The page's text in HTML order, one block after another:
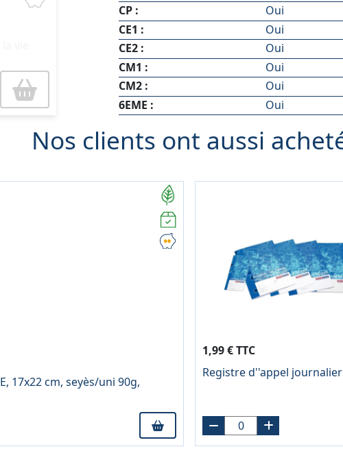
CP :
Oui
CE1 :
Oui
CE2 :
Oui
CM1 :
Oui
CM2 :
Oui
6EME :
Oui
Nos clients ont aussi
17x22 cm, seyès/uni 90g,
1,99 € TTC
Registre d''appel